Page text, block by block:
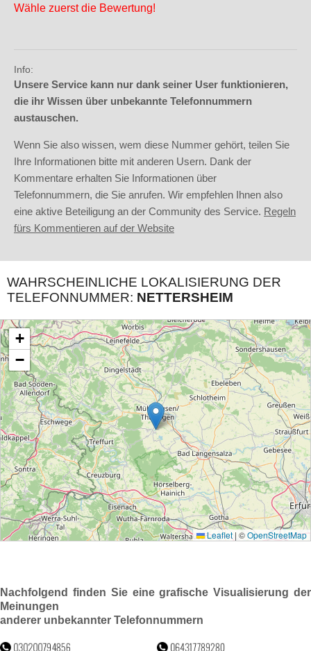
Wähle zuerst die Bewertung!
Info:
Unsere Service kann nur dank seiner User funktionieren,
die ihr Wissen über unbekannte Telefonnummern
austauschen.
Wenn Sie also wissen, wem diese Nummer gehört, teilen Sie
Ihre Informationen bitte mit anderen Usern. Dank der
Kommentare erhalten Sie Informationen über
Telefonnummern, die Sie anrufen. Wir empfehlen Ihnen also
eine aktive Beteiligung an der Community des Service. Regeln
fürs Kommentieren auf der Website
WAHRSCHEINLICHE LOKALISIERUNG DER
TELEFONNUMMER: NETTERSHEIM
Nachfolgend finden Sie eine grafische Visualisierung der
Meinungen
anderer unbekannter Telefonnummern